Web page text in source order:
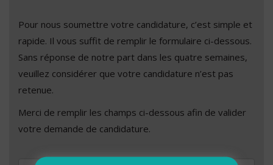
Pour nous soumettre votre candidature, c’est simple et
rapide. Il vous suffit de remplir le formulaire ci-dessous.
Sans réponse de notre part dans les quatre semaines,
veuillez considérer que votre candidature n’est pas
retenue.
Merci de remplir les champs ci-dessous afin de valider
votre demande de candidature.